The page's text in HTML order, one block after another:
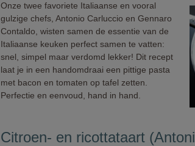
Onze twee favoriete Italiaanse en vooral
gulzige chefs, Antonio Carluccio en Gennaro
Contaldo, wisten samen de essentie van de
Italiaanse keuken perfect samen te vatten:
snel, simpel maar verdomd lekker! Dit recept
laat je in een handomdraai een pittige pasta
met bacon en tomaten op tafel zetten.
Perfectie en eenvoud, hand in hand.
Citroen- en ricottataart